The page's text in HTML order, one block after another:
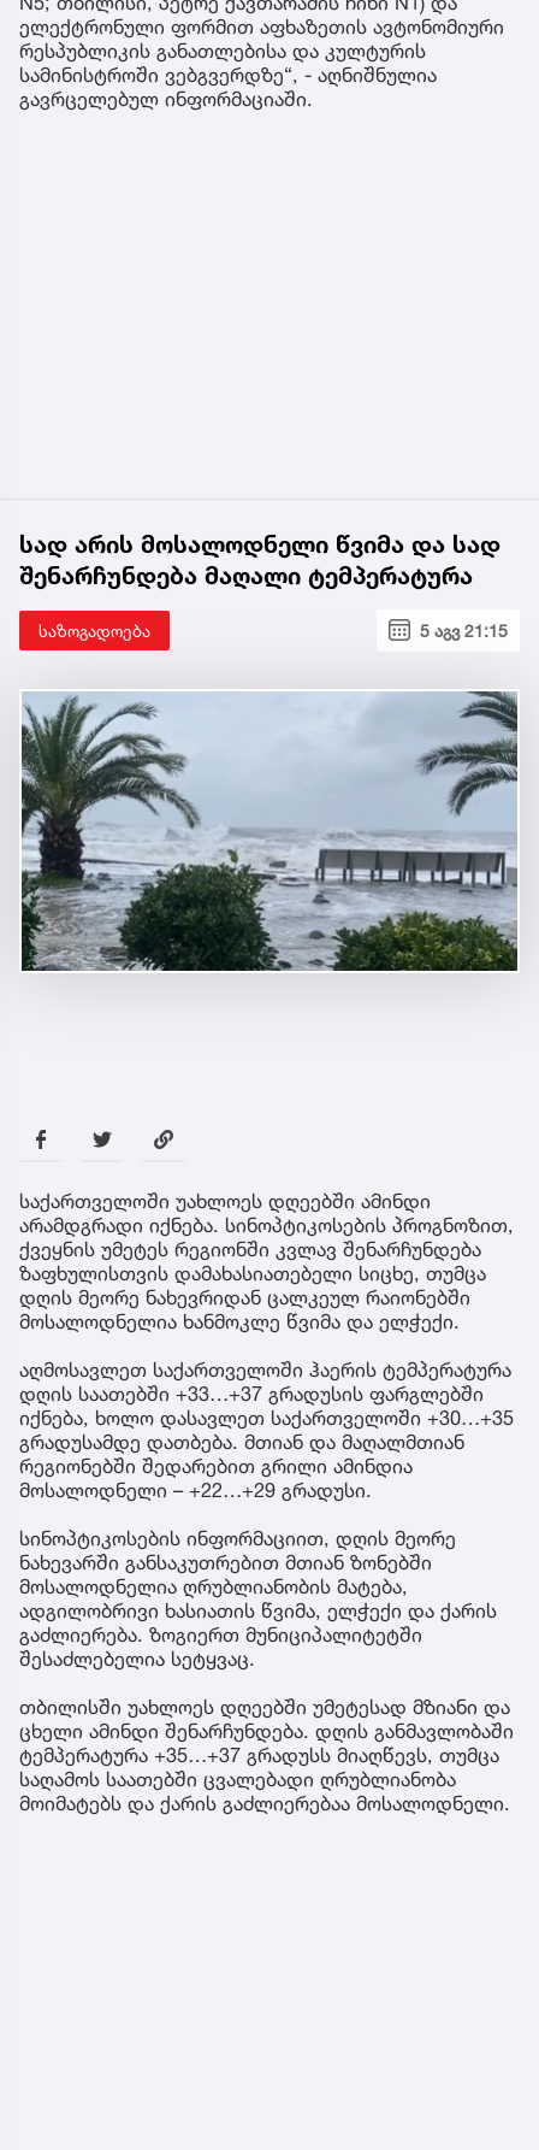
ელექტრონული ფორმით აფხაზეთის ავტონომიური
რესპუბლიკის განათლებისა და კულტურის
სამინისტროში ვებგვერდზე“, - აღნიშნულია
გავრცელებულ ინფორმაციაში.
სად არის მოსალოდნელი წვიმა და სად
შენარჩუნდება მაღალი ტემპერატურა
საზოგადოება 5 აგვ 21:15
საქართველოში უახლოეს დღეებში ამინდი
არამდგრადი იქნება. სინოპტიკოსების პროგნოზით,
ქვეყნის უმეტეს რეგიონში კვლავ შენარჩუნდება
ზაფხულისთვის დამახასიათებელი სიცხე, თუმცა
დღის მეორე ნახევრიდან ცალკეულ რაიონებში
მოსალოდნელია ხანმოკლე წვიმა და ელჭექი.
აღმოსავლეთ საქართველოში ჰაერის ტემპერატურა
დღის საათებში +33…+37 გრადუსის ფარგლებში
იქნება, ხოლო დასავლეთ საქართველოში +30…+35
გრადუსამდე დათბება. მთიან და მაღალმთიან
რეგიონებში შედარებით გრილი ამინდია
მოსალოდნელი – +22…+29 გრადუსი.
სინოპტიკოსების ინფორმაციით, დღის მეორე
ნახევარში განსაკუთრებით მთიან ზონებში
მოსალოდნელია ღრუბლიანობის მატება,
ადგილობრივი ხასიათის წვიმა, ელჭექი და ქარის
გაძლიერება. ზოგიერთ მუნიციპალიტეტში
შესაძლებელია სეტყვაც.
თბილისში უახლოეს დღეებში უმეტესად მზიანი და
ცხელი ამინდი შენარჩუნდება. დღის განმავლობაში
ტემპერატურა +35…+37 გრადუსს მიაღწევს, თუმცა
საღამოს საათებში ცვალებადი ღრუბლიანობა
მოიმატებს და ქარის გაძლიერებაა მოსალოდნელი.